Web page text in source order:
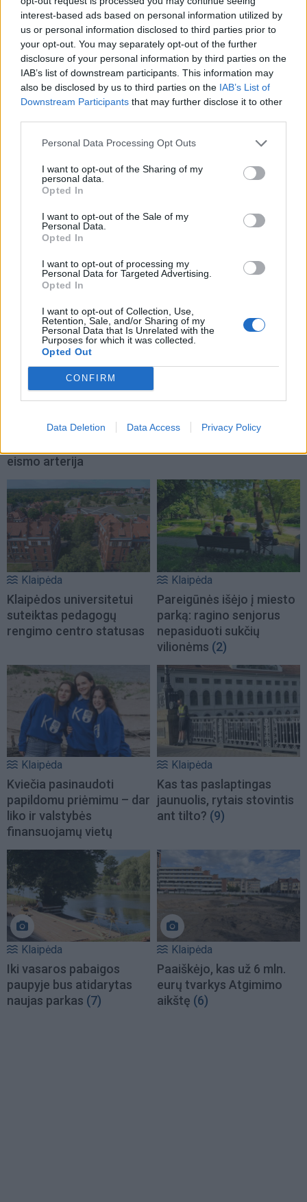
interest-based ads based on personal information utilized by
us or personal information disclosed to third parties prior to
your opt-out. You may separately opt-out of the further
disclosure of your personal information by third parties on the
IAB’s list of downstream participants. This information may
also be disclosed by us to third parties on the IAB’s List of
Downstream Participants that may further disclose it to other
Personal Data Processing Opt Outs
I want to opt-out of the Sharing of my
personal data.
Opted In
I want to opt-out of the Sale of my
Personal Data.
Opted In
I want to opt-out of processing my
Personal Data for Targeted Advertising.
Opted In
I want to opt-out of Collection, Use,
Retention, Sale, and/or Sharing of my
Personal Data that Is Unrelated with the
Purposes for which it was collected.
Opted Out
CONFIRM
Data Deletion Data Access Privacy Policy
Privacy PolicyandTerms of
TAIP PAT SKAITYKITE
Klaipėda
patriukšmauti naktį:
eismo arterija
keltą bus atidaryta rudenį
Klaipėda
Klaipėdos universitetui
suteiktas pedagogų
rengimo centro statusas
Klaipėda
Pareigūnės išėjo į miesto
parką: ragino senjorus
nepasiduoti sukčių
vilionėms (2)
Klaipėda
Kviečia pasinaudoti
papildomu priėmimu – dar
liko ir valstybės
finansuojamų vietų
Klaipėda
Kas tas paslaptingas
jaunuolis, rytais stovintis
ant tilto? (9)
Klaipėda
Iki vasaros pabaigos
paupyje bus atidarytas
naujas parkas (7)
Klaipėda
Paaiškėjo, kas už 6 mln.
eurų tvarkys Atgimimo
aikštę (6)